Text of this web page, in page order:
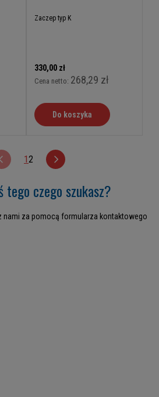
Zaczep typ K
330,00 zł
Cena netto: 268,29 zł
Do koszyka
12
tego czego szukasz?
nami za pomocą formularza kontaktowego